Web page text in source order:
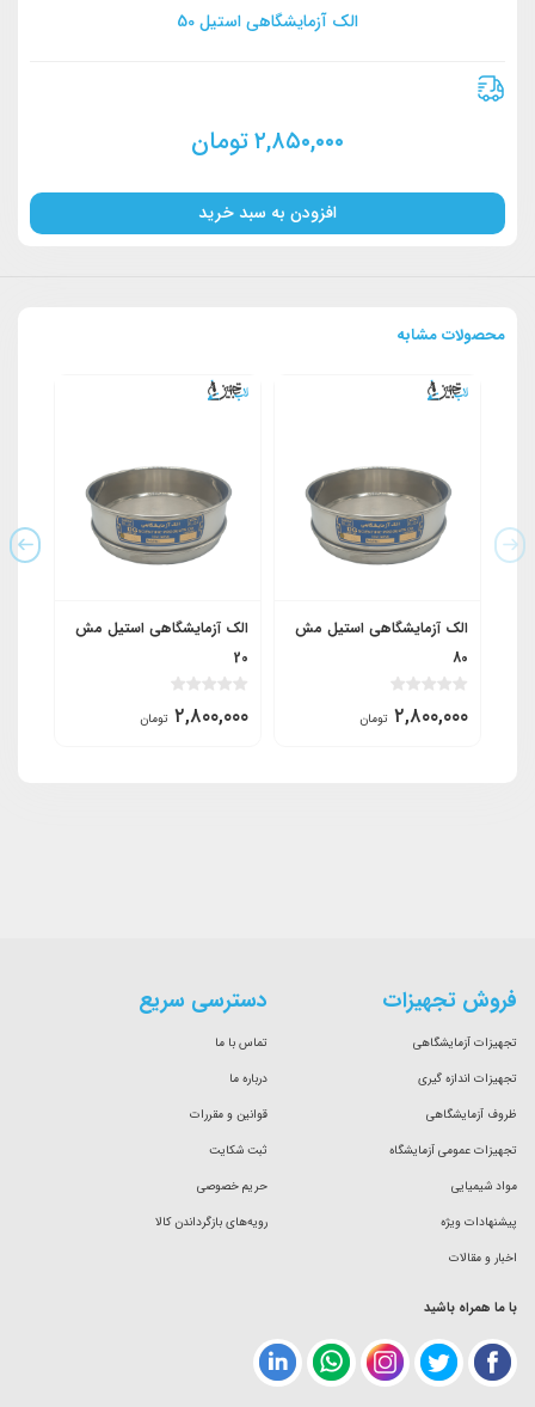
الک آزمایشگاهی استیل 50
۲,۸۵۰,۰۰۰تومان
افزودن به سبد خرید
محصولات مشابه
الک آزمایشگاهی استیل مش
80
۲,۸۰۰,۰۰۰ تومان
الک آزمایشگاهی استیل مش
20
۲,۸۰۰,۰۰۰ تومان
فروش تجهیزات
تجهیزات آزمایشگاهی
تجهیزات اندازه گیری
ظروف آزمایشگاهی
تجهیزات عمومی آزمایشگاه
مواد شیمیایی
پیشنهادات ویژه
اخبار و مقالات
دسترسی سریع
تماس با ما
درباره ما
قوانین و مقررات
ثبت شکایت
حریم خصوصی
رویه‌های بازگرداندن کالا
با ما همراه باشید